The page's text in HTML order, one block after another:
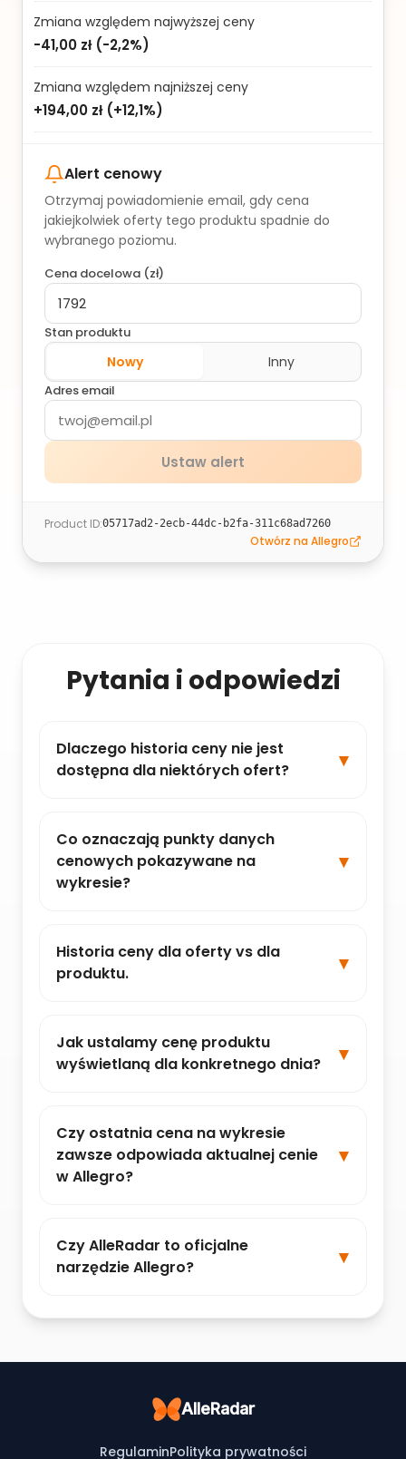
Zmiana względem najwyższej ceny
-41,00 zł(-2,2%)
Zmiana względem najniższej ceny
+194,00 zł(+12,1%)
Alert cenowy
Otrzymaj powiadomienie email, gdy cena
jakiejkolwiek oferty tego produktu spadnie do
wybranego poziomu.
Cena docelowa (zł)
Stan produktu
Nowy Inny
Adres email
Ustaw alert
Product ID:05717ad2-2ecb-44dc-b2fa-311c68ad7260
Otwórz na Allegro
Pytania i odpowiedzi
Dlaczego historia ceny nie jest
dostępna dla niektórych ofert?
Co oznaczają punkty danych
cenowych pokazywane na
wykresie?
Historia ceny dla oferty vs dla
produktu.
Jak ustalamy cenę produktu
wyświetlaną dla konkretnego dnia?
Czy ostatnia cena na wykresie
zawsze odpowiada aktualnej cenie
w Allegro?
Czy AlleRadar to oficjalne
narzędzie Allegro?
AlleRadar
RegulaminPolityka prywatności